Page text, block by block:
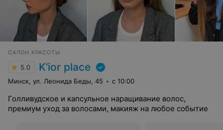
САЛОН КРАСОТЫ
5.0 K’ior place
Минск, ул. Леонида Беды, 45 с 10:00
Голливудское и капсульное наращивание волос,
премиум уход за волосами, макияж на любое событие